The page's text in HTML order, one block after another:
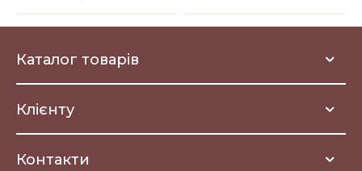
Каталог товарів
Листяні чагарники
Клієнту
Контакти